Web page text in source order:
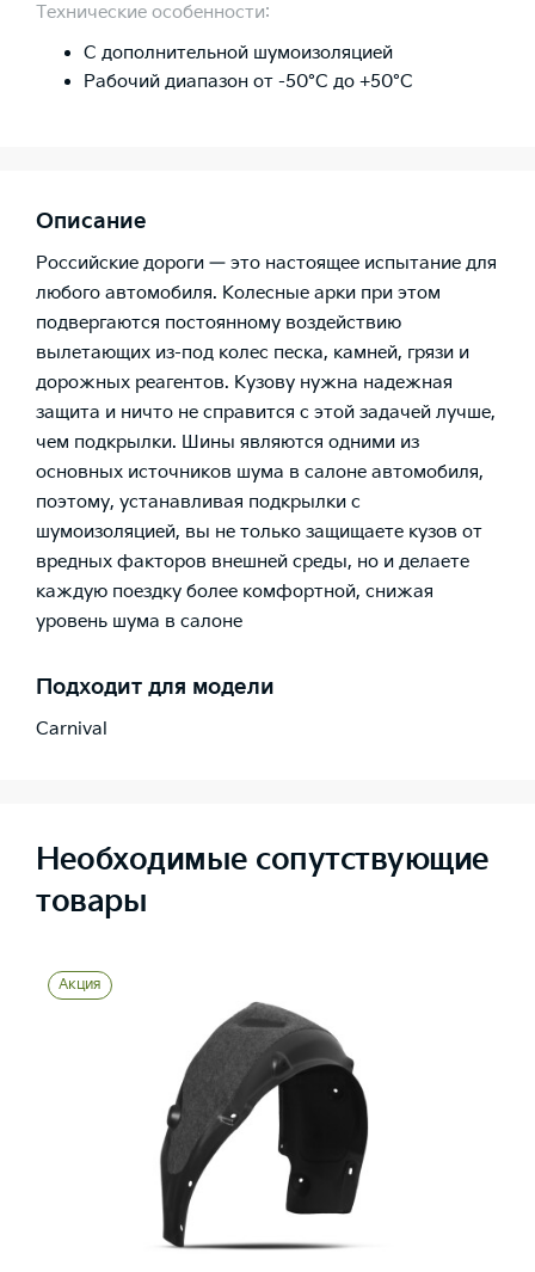
Технические особенности:
С дополнительной шумоизоляцией
Рабочий диапазон от -50°C до +50°C
Описание
Российские дороги — это настоящее испытание для
любого автомобиля. Колесные арки при этом
подвергаются постоянному воздействию
вылетающих из-под колес песка, камней, грязи и
дорожных реагентов. Кузову нужна надежная
защита и ничто не справится с этой задачей лучше,
чем подкрылки. Шины являются одними из
основных источников шума в салоне автомобиля,
поэтому, устанавливая подкрылки с
шумоизоляцией, вы не только защищаете кузов от
вредных факторов внешней среды, но и делаете
каждую поездку более комфортной, снижая
уровень шума в салоне
Подходит для модели
Carnival
Необходимые сопутствующие
товары
Акция